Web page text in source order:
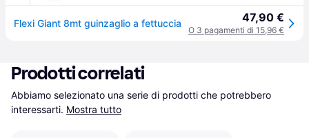
Flexi Giant 8mt guinzaglio a fettuccia 47,90 €
O 3 pagamenti di 15,96 €
Prodotti correlati
Abbiamo selezionato una serie di prodotti che potrebbero
interessarti. Mostra tutto